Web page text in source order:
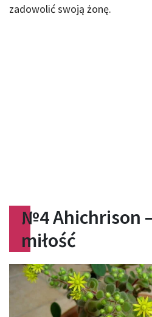
zadowolić swoją żonę.
№4 Ahichrison
miłość